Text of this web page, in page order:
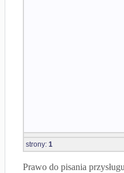
strony: 1
Prawo do pisania